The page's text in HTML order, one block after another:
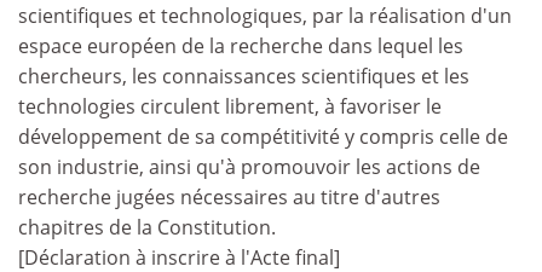
scientifiques et technologiques, par la réalisation d'un
espace européen de la recherche dans lequel les
chercheurs, les connaissances scientifiques et les
technologies circulent librement, à favoriser le
développement de sa compétitivité y compris celle de
son industrie, ainsi qu'à promouvoir les actions de
recherche jugées nécessaires au titre d'autres
chapitres de la Constitution.
[Déclaration à inscrire à l'Acte final]